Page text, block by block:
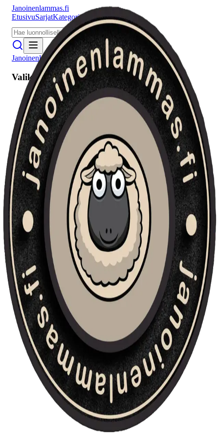
Janoinenlammas.fi
EtusivuSarjatKategoriat PuhujatMeistä
Janoinenlammas.fi
Valikko
Etusivu
Sarjat
Kategoriat
Puhujat
Haku
Tietosuojaseloste
Seuraa meitä
Facebook Instagram
YouTube
© 2026 Janoinenlammas.fi. Kaikki oikeudet pidätetään.